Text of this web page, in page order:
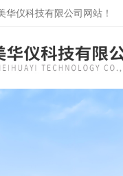
华仪科技有限公司网站！